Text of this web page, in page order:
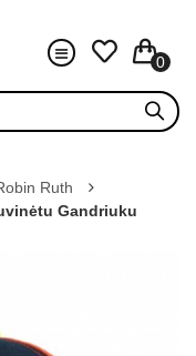
0
Ruth
Gandriuku